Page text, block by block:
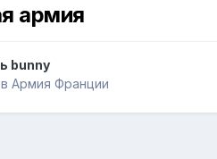
армия
bunny
в Армия Франции